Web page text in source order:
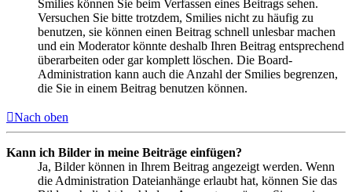
Smilies können Sie beim Verfassen eines Beitrags sehen.
Versuchen Sie bitte trotzdem, Smilies nicht zu häufig zu
benutzen, sie können einen Beitrag schnell unlesbar machen
und ein Moderator könnte deshalb Ihren Beitrag entsprechend
überarbeiten oder gar komplett löschen. Die Board-
Administration kann auch die Anzahl der Smilies begrenzen,
die Sie in einem Beitrag benutzen können.
Nach oben
Kann ich Bilder in meine Beiträge einfügen?
Ja, Bilder können in Ihrem Beitrag angezeigt werden. Wenn
die Administration Dateianhänge erlaubt hat, können Sie das